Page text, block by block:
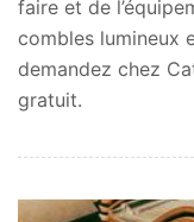
faire et de
combles lumineux
demandez chez
gratuit.